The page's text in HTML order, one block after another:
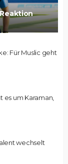
Für Muslic geht
es um Karaman,
wechselt